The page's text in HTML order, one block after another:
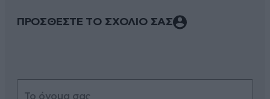
ΠΡΟΣΘΕΣΤΕ ΤΟ ΣΧΟΛΙΟ ΣΑΣ